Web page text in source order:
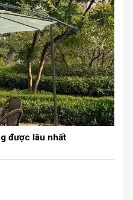
được lâu nhất